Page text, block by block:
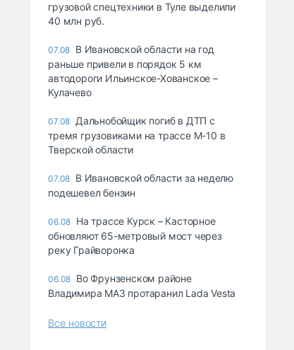
грузовой спецтехники в Туле выделили
40 млн руб.
07.08 В Ивановской области на год
раньше привели в порядок 5 км
автодороги Ильинское-Хованское –
Кулачево
07.08 Дальнобойщик погиб в ДТП с
тремя грузовиками на трассе М-10 в
Тверской области
07.08 В Ивановской области за неделю
подешевел бензин
06.08 На трассе Курск – Касторное
обновляют 65-метровый мост через
реку Грайворонка
06.08 Во Фрунзенском районе
Владимира МАЗ протаранил Lada Vesta
Все новости